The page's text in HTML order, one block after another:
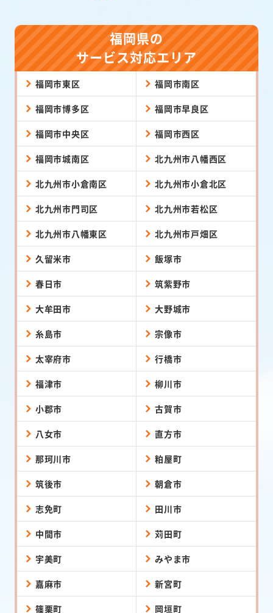
福岡県の
サービス対応エリア
福岡市東区 福岡市南区
福岡市博多区 福岡市早良区
福岡市中央区 福岡市西区
福岡市城南区 北九州市八幡西区
北九州市小倉南区 北九州市小倉北区
北九州市門司区 北九州市若松区
北九州市八幡東区 北九州市戸畑区
久留米市 飯塚市
春日市 筑紫野市
大牟田市 大野城市
糸島市 宗像市
太宰府市 行橋市
福津市 柳川市
小郡市 古賀市
八女市 直方市
那珂川市 粕屋町
筑後市 朝倉市
志免町 田川市
中間市 苅田町
宇美町 みやま市
嘉麻市 新宮町
篠栗町 岡垣町